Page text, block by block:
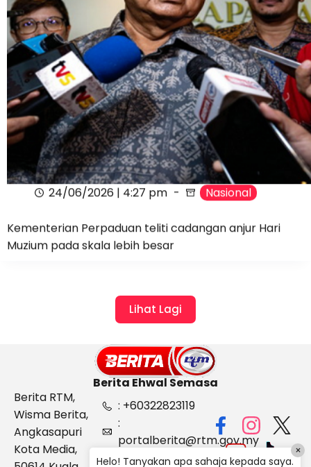
24/06/2026 | 4:27 pm Nasional
Kementerian Perpaduan teliti cadangan anjur Hari
Muzium pada skala lebih besar
Lihat Lagi
Berita Ehwal Semasa
Berita RTM,
Wisma Berita,
Angkasapuri
Kota Media,
: +60322823119
:
portalberita@rtm.gov.my
: Aduan &
Helo! Tanyakan apa sahaja kepada saya.
×